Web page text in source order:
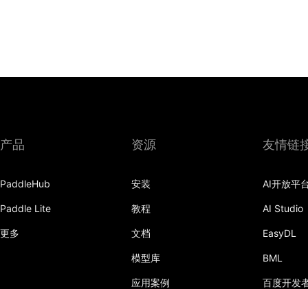
产品
PaddleHub
Paddle Lite
更多
资源
安装
教程
文档
模型库
应用案例
友情链
AI开放平
AI Studio
EasyDL
BML
百度开发